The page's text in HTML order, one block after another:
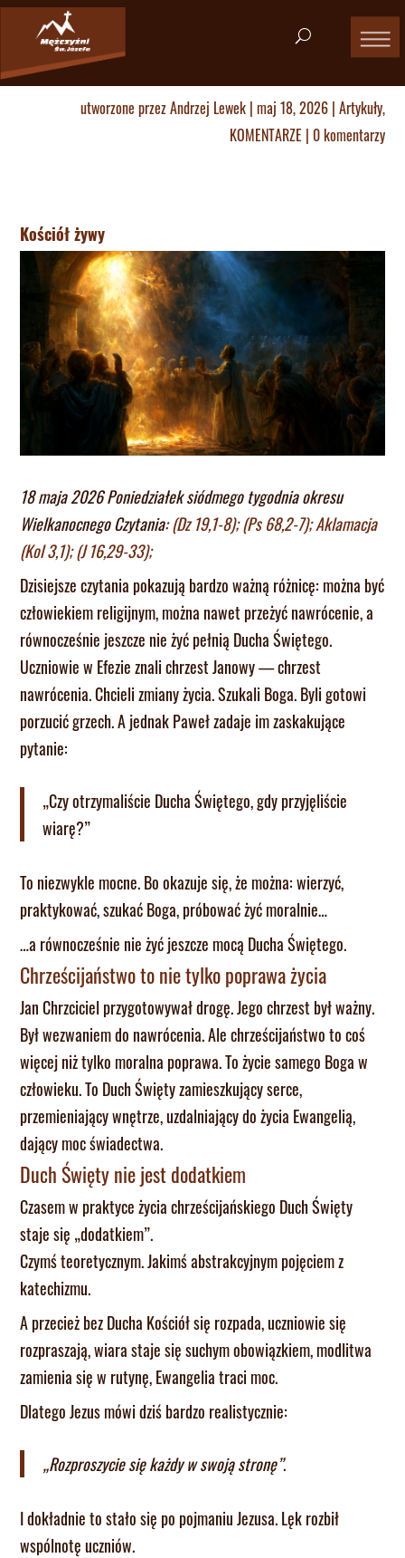
utworzone przezAndrzej Lewek| maj 18, 2026| Artykuły,
KOMENTARZE | 0 komentarzy
Kościół żywy
18 maja 2026 Poniedziałek siódmego tygodnia okresu
Wielkanocnego Czytania:(Dz 19,1-8); (Ps 68,2-7); Aklamacja
(Kol 3,1); (J 16,29-33);
Dzisiejsze czytania pokazują bardzo ważną różnicę: można być
człowiekiem religijnym, można nawet przeżyć nawrócenie, a
równocześnie jeszcze nie żyć pełnią Ducha Świętego.
Uczniowie w Efezie znali chrzest Janowy — chrzest
nawrócenia. Chcieli zmiany życia. Szukali Boga. Byli gotowi
porzucić grzech. A jednak Paweł zadaje im zaskakujące
pytanie:
„Czy otrzymaliście Ducha Świętego, gdy przyjęliście
wiarę?”
To niezwykle mocne. Bo okazuje się, że można: wierzyć,
praktykować, szukać Boga, próbować żyć moralnie…
…a równocześnie nie żyć jeszcze mocą Ducha Świętego.
Chrześcijaństwo to nie tylko poprawa życia
Jan Chrzciciel przygotowywał drogę. Jego chrzest był ważny.
Był wezwaniem do nawrócenia. Ale chrześcijaństwo to coś
więcej niż tylko moralna poprawa. To życie samego Boga w
człowieku. To Duch Święty zamieszkujący serce,
przemieniający wnętrze, uzdalniający do życia Ewangelią,
dający moc świadectwa.
Duch Święty nie jest dodatkiem
Czasem w praktyce życia chrześcijańskiego Duch Święty
staje się „dodatkiem”.
Czymś teoretycznym. Jakimś abstrakcyjnym pojęciem z
katechizmu.
A przecież bez Ducha Kościół się rozpada, uczniowie się
rozpraszają, wiara staje się suchym obowiązkiem, modlitwa
zamienia się w rutynę, Ewangelia traci moc.
Dlatego Jezus mówi dziś bardzo realistycznie:
„Rozproszycie się każdy w swoją stronę”.
I dokładnie to stało się po pojmaniu Jezusa. Lęk rozbił
wspólnotę uczniów.